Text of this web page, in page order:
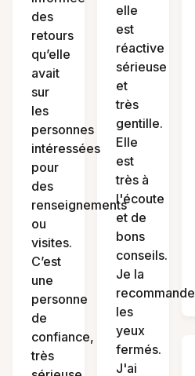
des
retours
qu’elle
avait
sur
les
personnes
intéressées
pour
des
renseignements
ou
visites.
C’est
une
personne
de
confiance,
très
elle
est
réactive
sérieuse
et
très
gentille.
Elle
est
très à
l'écoute
et de
bons
conseils.
Je la
recommande
les
yeux
fermés.
J'ai